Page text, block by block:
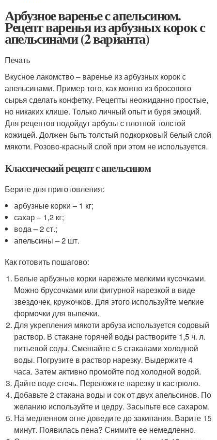
Арбузное варенье с апельсином.
Рецепт варенья из арбузных корок с
апельсинами (2 варианта)
Печать
Вкусное лакомство – варенье из арбузных корок с
апельсинами. Пример того, как можно из бросового
сырья сделать конфетку. Рецепты неожиданно простые,
но никаких клише. Только личный опыт и буря эмоций.
Для рецептов подойдут арбузы с плотной толстой
кожицей. Должен быть толстый подкорковый белый слой
мякоти. Розово-красный слой при этом не используется.
Классический рецепт с апельсином
Берите для приготовления:
арбузные корки – 1 кг;
сахар – 1,2 кг;
вода – 2 ст.;
апельсины – 2 шт.
Как готовить пошагово:
Белые арбузные корки нарежьте мелкими кусочками.
Можно брусочками или фигурной нарезкой в виде
звездочек, кружочков. Для этого используйте мелкие
формочки для выпечки.
Для укрепления мякоти арбуза используется содовый
раствор. В стакане горячей воды растворите 1,5 ч. л.
питьевой соды. Смешайте с 5 стаканами холодной
воды. Погрузите в раствор нарезку. Выдержите 4
часа. Затем активно промойте под холодной водой.
Дайте воде стечь. Переложите нарезку в кастрюлю.
Добавьте 2 стакана воды и сок от двух апельсинов. По
желанию используйте и цедру. Засыпьте все сахаром.
На медленном огне доведите до закипания. Варите 15
минут. Появилась пена? Снимите ее немедленно.